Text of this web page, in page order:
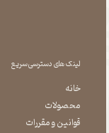
لینک های دسترسی سریع
خانه
محصولات
قوانین و مقررات